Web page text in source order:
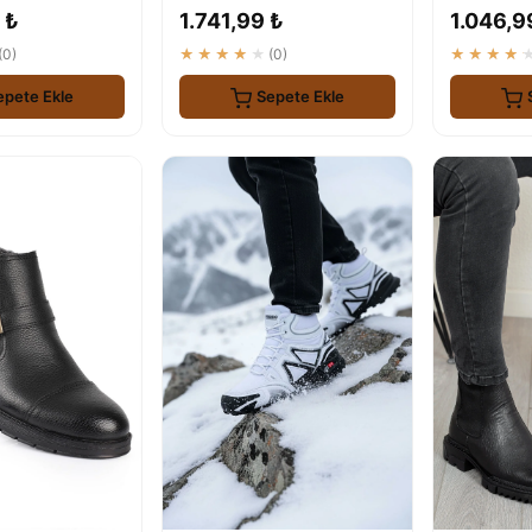
₺
(0)
Ekle
1.741,99 ₺
★★★★★ (0)
Sepete Ekle
★★★★★